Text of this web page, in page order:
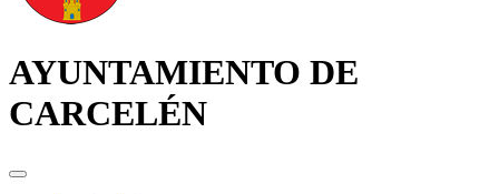
AYUNTAMIENTO DE
CARCELÉN